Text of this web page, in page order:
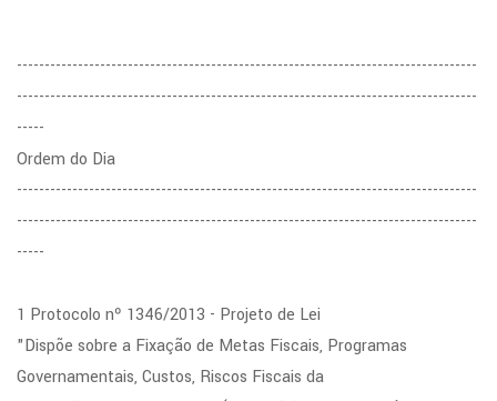
-----------------------------------------------------------------------------------
-----------------------------------------------------------------------------------
-----
Ordem do Dia
-----------------------------------------------------------------------------------
-----------------------------------------------------------------------------------
-----
1 Protocolo nº 1346/2013 - Projeto de Lei
"Dispõe sobre a Fixação de Metas Fiscais, Programas
Governamentais, Custos, Riscos Fiscais da